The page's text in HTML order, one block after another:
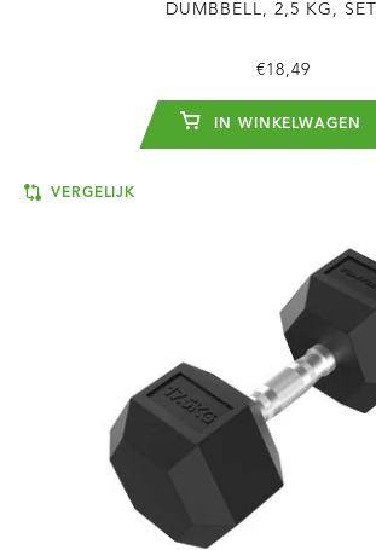
DUMBBELL, 2,5 KG, SET
€18,49
IN WINKELWAGEN
VERGELIJK